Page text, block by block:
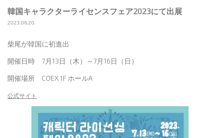
韓国キャラクターライセンスフェア2023にて出展
2023.06.20.
柴尾が韓国に初進出
開催日時 7月13日（木）～7月16日（日）
開催場所 COEX 1F ホールA
公式サイト